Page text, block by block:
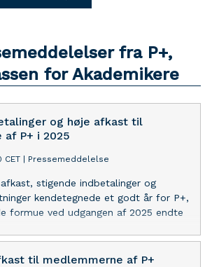
fra P+,
for Akademikere
og høje afkast til
af P+ i 2025
CET Pressemeddelelse
stigende indbetalinger og
kendetegnede et godt år for P+,
formue ved udgangen af 2025 endte
til medlemmerne af P+